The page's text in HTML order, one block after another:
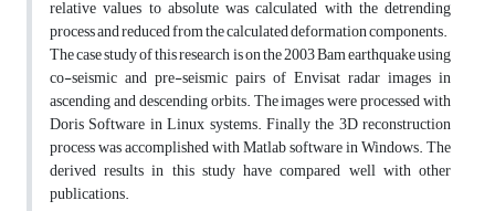
relative values to absolute was calculated with the detrending
process and reduced from the calculated deformation components.
The case study of this research is on the 2003 Bam earthquake using
co-seismic and pre-seismic pairs of Envisat radar images in
ascending and descending orbits. The images were processed with
Doris Software in Linux systems. Finally the 3D reconstruction
process was accomplished with Matlab software in Windows. The
derived results in this study have compared well with other
publications.